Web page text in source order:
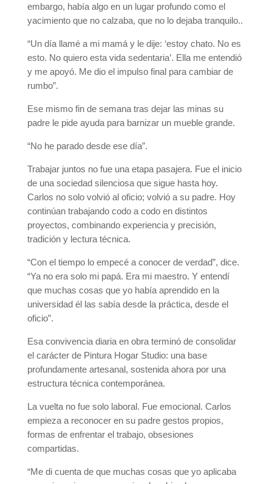
embargo, había algo en un lugar profundo como el
yacimiento que no calzaba, que no lo dejaba tranquilo..
“Un día llamé a mi mamá y le dije: ‘estoy chato. No es
esto. No quiero esta vida sedentaria’. Ella me entendió
y me apoyó. Me dio el impulso final para cambiar de
rumbo”.
Ese mismo fin de semana tras dejar las minas su
padre le pide ayuda para barnizar un mueble grande.
“No he parado desde ese día”.
Trabajar juntos no fue una etapa pasajera. Fue el inicio
de una sociedad silenciosa que sigue hasta hoy.
Carlos no solo volvió al oficio; volvió a su padre. Hoy
continúan trabajando codo a codo en distintos
proyectos, combinando experiencia y precisión,
tradición y lectura técnica.
“Con el tiempo lo empecé a conocer de verdad”, dice.
“Ya no era solo mi papá. Era mi maestro. Y entendí
que muchas cosas que yo había aprendido en la
universidad él las sabía desde la práctica, desde el
oficio”.
Esa convivencia diaria en obra terminó de consolidar
el carácter de Pintura Hogar Studio: una base
profundamente artesanal, sostenida ahora por una
estructura técnica contemporánea.
La vuelta no fue solo laboral. Fue emocional. Carlos
empieza a reconocer en su padre gestos propios,
formas de enfrentar el trabajo, obsesiones
compartidas.
“Me di cuenta de que muchas cosas que yo aplicaba